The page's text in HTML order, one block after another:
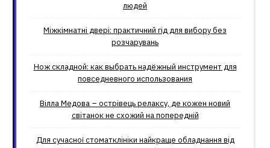
людей
Міжкімнатні двері: практичний гід для вибору без
розчарувань
Нож складной: как выбрать надёжный инструмент для
повседневного использования
Вілла Медова – острівець релаксу, де кожен новий
світанок не схожий на попередній
Для сучасної стоматклініки найкраще обладнання від